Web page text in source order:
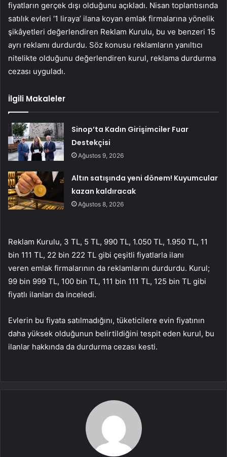
fiyatların gerçek dışı olduğunu açıkladı. Nisan toplantısında
satılık evleri ‘1 liraya’ ilana koyan emlak firmalarına yönelik
şikâyetleri değerlendiren Reklam Kurulu, bu ve benzeri 15
ayrı reklamı durdurdu. Söz konusu reklamların yanıltıcı
nitelikte olduğunu değerlendiren kurul, reklama durdurma
cezası uyguladı.
İlgili Makaleler
Sinop’ta Kadın Girişimciler Fuar
Destekçisi
Ağustos 9, 2026
Altın satışında yeni dönem! Kuyumcular
kazan kaldıracak
Ağustos 8, 2026
Reklam Kurulu, 3 TL, 5 TL, 990 TL, 1.050 TL, 1.950 TL, 11
bin 111 TL, 22 bin 222 TL gibi çeşitli fiyatlarla ilanı
veren emlak firmalarının da reklamlarını durdurdu. Kurul;
99 bin 999 TL, 100 bin TL, 111 bin 111 TL, 125 bin TL gibi
fiyatlı ilanları da inceledi.
Evlerin bu fiyata satılmadığını, tüketicilere evin fiyatının
daha yüksek olduğunun belirtildiğini tespit eden kurul, bu
ilanlar hakkında da durdurma cezası kesti.